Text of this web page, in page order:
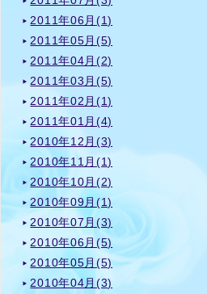
2011年06月(1)
2011年05月(5)
2011年04月(2)
2011年03月(5)
2011年02月(1)
2011年01月(4)
2010年12月(3)
2010年11月(1)
2010年10月(2)
2010年09月(1)
2010年07月(3)
2010年06月(5)
2010年05月(5)
2010年04月(3)